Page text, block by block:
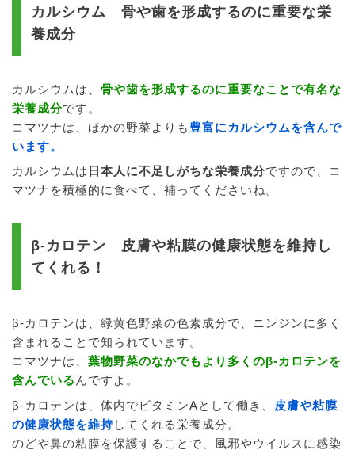
カルシウム 骨や歯を形成するのに重要な栄
養成分
カルシウムは、 骨や歯を形成するのに重要なことで有名な
栄養成分です。
コマツナは、ほかの野菜よりも 豊富にカルシウムを含んで
います。
カルシウムは 日本人に不足しがちな栄養成分ですので、コ
マツナを積極的に食べて、補ってくださいね。
β-カロテン 皮膚や粘膜の健康状態を維持し
てくれる！
β-カロテンは、緑黄色野菜の色素成分で、ニンジンに多く
含まれることで知られています。
コマツナは、 葉物野菜のなかでもより多くのβ-カロテンを
含んでいる んですよ。
β-カロテンは、体内でビタミンAとして働き、
皮膚や粘膜
の健康状態を維持してくれる栄養成分。
のどや鼻の粘膜を保護することで、風邪やウイルスに感染